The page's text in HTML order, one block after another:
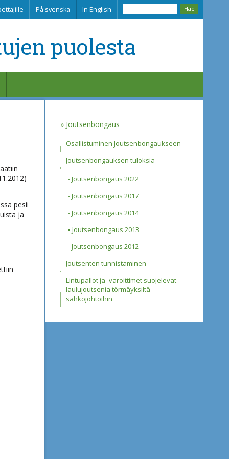
På svenska In English
puolesta
pesii
ja
Joutsenbongaus
Osallistuminen Joutsenbongaukseen
Joutsenbongauksen tuloksia
Joutsenbongaus 2022
Joutsenbongaus 2017
Joutsenbongaus 2014
Joutsenbongaus 2013
Joutsenbongaus 2012
Joutsenten tunnistaminen
Lintupallot ja -varoittimet suojelevat
laulujoutsenia törmäyksiltä
sähköjohtoihin